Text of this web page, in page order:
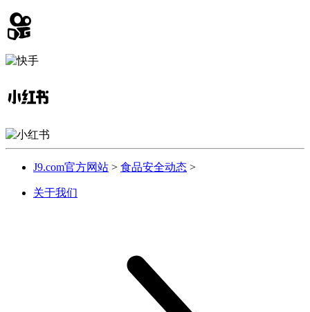
J9.com官方网站 > 食品安全动态 >
关于我们